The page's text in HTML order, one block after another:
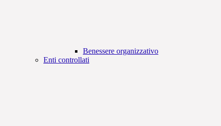
Benessere organizzativo
Enti controllati